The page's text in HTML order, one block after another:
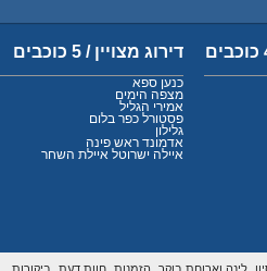
דירוג מצויין / 5 כוכבים
כנען ספא
מצפה הימים
אמירי הגליל
פסטורל כפר בלום
גלילון
אדמונד ראש פינה
איילה ישרוטל איילת השחר